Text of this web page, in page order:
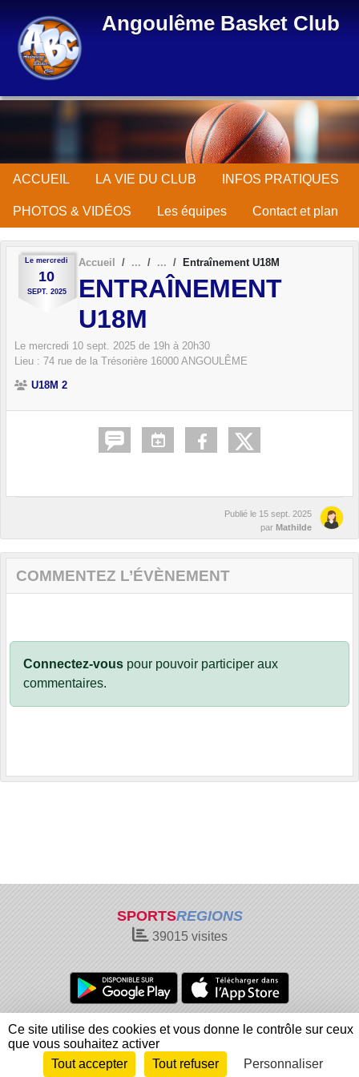
Angoulême Basket Club
ACCUEIL LA VIE DU CLUB INFOS PRATIQUES
PHOTOS & VIDÉOS Les équipes Contact et plan
Le mercredi
10
SEPT. 2025
Accueil Entraînement U18M
ENTRAÎNEMENT
U18M
Le mercredi 10 sept. 2025 de 19h à 20h30
Lieu : 74 rue de la Trésorière 16000 ANGOULÊME
U18M 2
Publié le 15 sept. 2025
par Mathilde
COMMENTEZ L’ÉVÈNEMENT
Connectez-vous pour pouvoir participer aux
commentaires.
SPORTSREGIONS
39015visites
Charte cookies
Gestion des cookies
Informations légales
Signaler un contenu inapproprié
Envie de participer ?
Connexion
Ce site utilise des cookies et vous donne le contrôle sur ceux
que vous souhaitez activer
Tout accepter
Tout refuser Personnaliser